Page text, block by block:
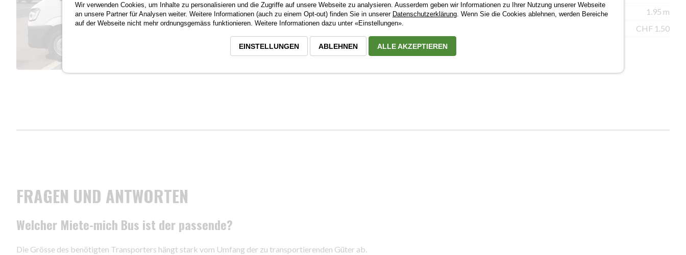
Höhe
1.95 m
Preis pro Kilometer inkl. Treibstoff
CHF 1.50
HYUNDAI H350 LANG RESERVIEREN
FRAGEN UND ANTWORTEN
Welcher Miete-mich Bus ist der passende?
Die Grösse des benötigten Transporters hängt stark vom Umfang der zu transportierenden Güter ab.
Wir verwenden Cookies, um Inhalte zu personalisieren und die Zugriffe auf unsere Webseite zu analysieren. Ausserdem geben wir Informationen zu Ihrer Nutzung unserer Webseite
an unsere Partner für Analysen weiter. Weitere Informationen (auch zu einem Opt-out) finden Sie in unserer Datenschutzerklärung . Wenn Sie die Cookies ablehnen, werden Bereiche
auf der Webseite nicht mehr ordnungsgemäss funktionieren. Weitere Informationen dazu unter «Einstellungen».
EINSTELLUNGEN ABLEHNEN ALLE AKZEPTIEREN